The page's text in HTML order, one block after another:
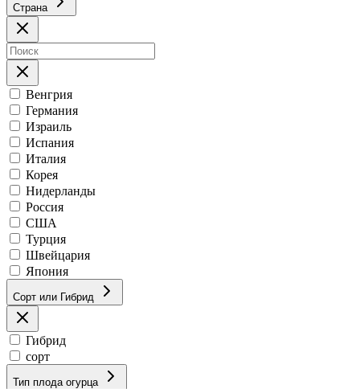
Страна
Венгрия
Германия
Израиль
Испания
Италия
Корея
Нидерланды
Россия
США
Турция
Швейцария
Япония
Сорт или Гибрид
Гибрид
сорт
Тип плода огурца